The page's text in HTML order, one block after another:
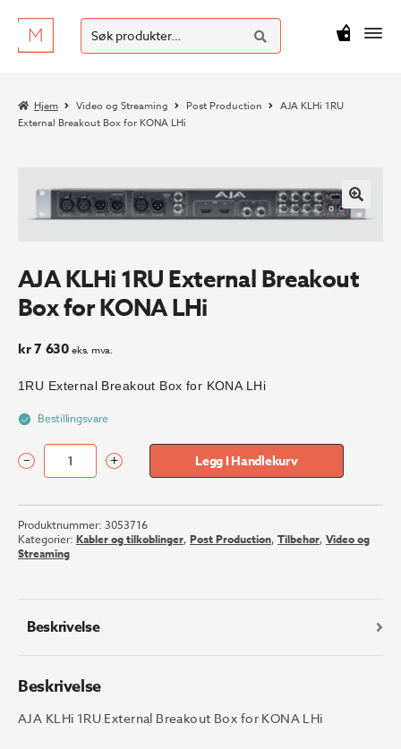
Hopp
til
Hopp
til
Søk
etter:
SØK
kr0
Hjem Video og Streaming Post Production
AJA KLHi 1RU
External Breakout Box for KONA LHi
AJA KLHi 1RU External Breakout
Box for KONA LHi
kr7 630 eks. mva.
1RU External Breakout Box for KONA LHi
Bestillingsvare
AJA
1RU
External
Breakout
LHi
– + Legg I Handlekurv
Produktnummer: 3053716
Kategorier: Kabler og tilkoblinger, Post Production, Tilbehør, Video og
Streaming
Beskrivelse
Beskrivelse
AJA KLHi 1RU External Breakout Box for KONA LHi